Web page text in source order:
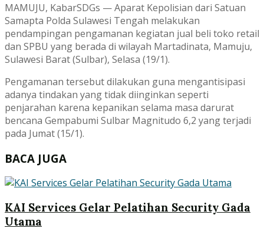
MAMUJU, KabarSDGs — Aparat Kepolisian dari Satuan
Samapta Polda Sulawesi Tengah melakukan
pendampingan pengamanan kegiatan jual beli toko retail
dan SPBU yang berada di wilayah Martadinata, Mamuju,
Sulawesi Barat (Sulbar), Selasa (19/1).
Pengamanan tersebut dilakukan guna mengantisipasi
adanya tindakan yang tidak diinginkan seperti
penjarahan karena kepanikan selama masa darurat
bencana Gempabumi Sulbar Magnitudo 6,2 yang terjadi
pada Jumat (15/1).
BACA JUGA
KAI Services Gelar Pelatihan Security Gada
Utama